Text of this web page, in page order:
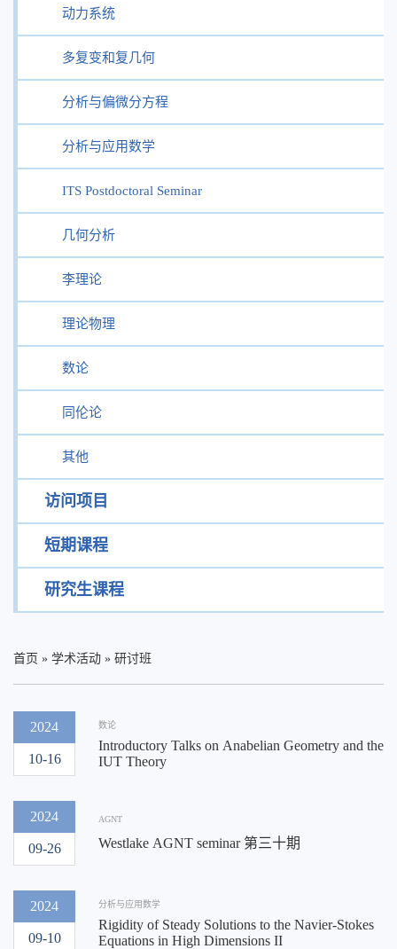
动力系统
多复变和复几何
分析与偏微分方程
分析与应用数学
ITS Postdoctoral Seminar
几何分析
李理论
理论物理
数论
同伦论
其他
访问项目
短期课程
研究生课程
首页 » 学术活动 » 研讨班
2024
10-16
数论
Introductory Talks on Anabelian Geometry and the
IUT Theory
2024
09-26
AGNT
Westlake AGNT seminar 第三十期
2024
09-10
分析与应用数学
Rigidity of Steady Solutions to the Navier-Stokes
Equations in High Dimensions II